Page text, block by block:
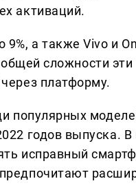
активаций.
а также Vivo и
сложности
платформу.
популярных
годов выпуска.
исправный